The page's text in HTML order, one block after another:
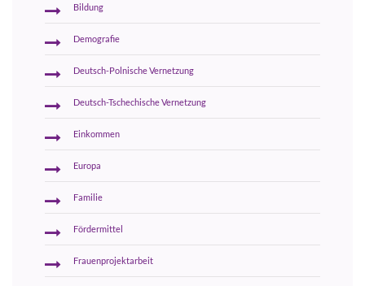
Bildung
Demografie
Deutsch-Polnische Vernetzung
Deutsch-Tschechische Vernetzung
Einkommen
Europa
Familie
Fördermittel
Frauenprojektarbeit